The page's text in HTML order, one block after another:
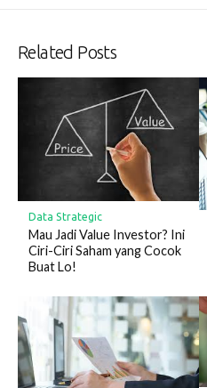
Related Posts
Data Strategic
Mau Jadi Value Investor? Ini
Ciri-Ciri Saham yang Cocok
Buat Lo!